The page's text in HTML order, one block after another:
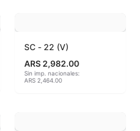
SC - 22 (V)
ARS 2,982.00
Sin imp. nacionales:
ARS 2,464.00